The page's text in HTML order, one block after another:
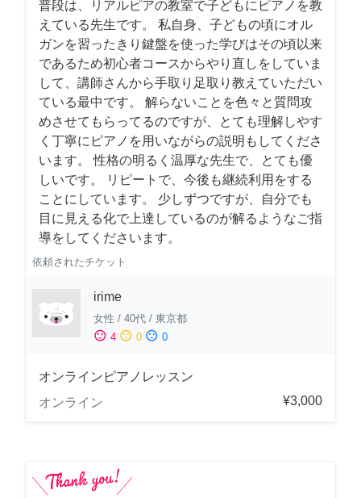
普段は、リアルピアの教室で子どもにピアノを教
えている先生です。 私自身、子どもの頃にオル
ガンを習ったきり鍵盤を使った学びはその頃以来
であるため初心者コースからやり直しをしていま
して、講師さんから手取り足取り教えていただい
ている最中です。 解らないことを色々と質問攻
めさせてもらってるのですが、とても理解しやす
く丁寧にピアノを用いながらの説明もしてくださ
います。 性格の明るく温厚な先生で、とても優
しいです。 リピートで、今後も継続利用をする
ことにしています。 少しずつですが、自分でも
目に見える化で上達しているのが解るようなご指
導をしてくださいます。
依頼されたチケット
irime
女性 / 40代 / 東京都
sentiment_satisfied 4 sentiment_neutral 0 sentiment_dissatisfied 0
オンラインピアノレッスン
オンライン
¥3,000